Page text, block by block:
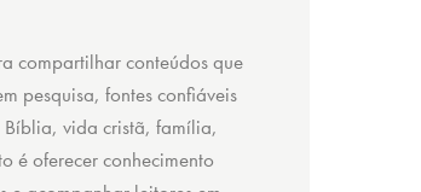
compartilhar conteúdos que
pesquisa, fontes confiáveis
vida cristã, família,
é oferecer conhecimento